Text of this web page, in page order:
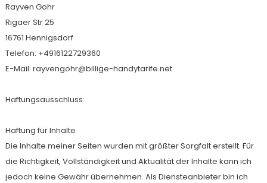
Rayven Gohr
Rigaer Str 25
16761 Hennigsdorf
Telefon: +4916122729360
E-Mail: rayvengohr@billige-handytarife.net
Haftungsausschluss:
Haftung für Inhalte
Die Inhalte meiner Seiten wurden mit größter Sorgfalt erstellt. Für
die Richtigkeit, Vollständigkeit und Aktualität der Inhalte kann ich
jedoch keine Gewähr übernehmen. Als Diensteanbieter bin ich